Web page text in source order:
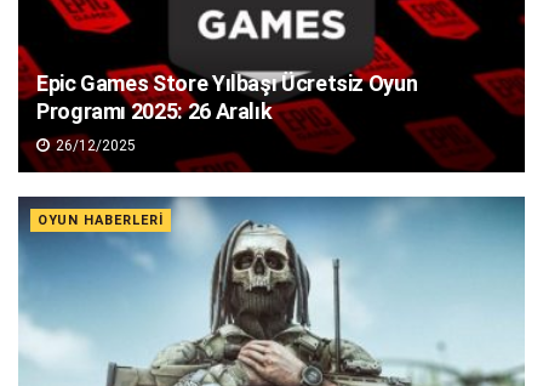
Epic Games Store Yılbaşı Ücretsiz Oyun
Programı 2025: 26 Aralık
26/12/2025
OYUN HABERLERI